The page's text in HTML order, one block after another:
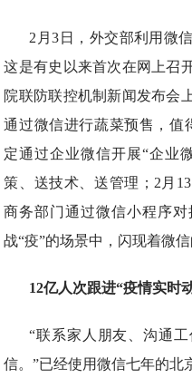
2月3日，外交部利用微
这是有史以来首次在网上召
院联防联控机制新闻发布会
通过微信进行蔬菜预售，值
定通过企业微信开展“企业
策、送技术、送管理；2月
商务部门通过微信小程序
战“疫”的场景中，闪现着微信
12亿人次跟进“疫情实时
“联系家人朋友、沟通
信。”已经使用微信七年的北